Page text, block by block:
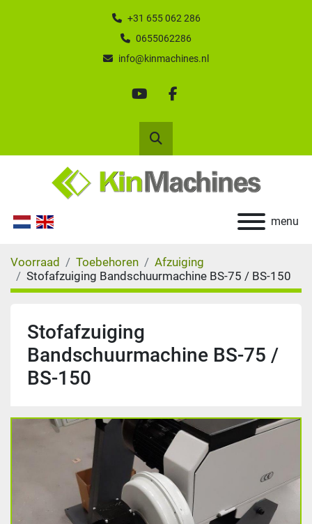
+31 655 062 286
0655062286
info@kinmachines.nl
youtubefacebook
Zoek
menu
Voorraad Toebehoren
Afzuiging
Stofafzuiging Bandschuurmachine BS-75 / BS-150
Stofafzuiging
Bandschuurmachine BS-75 /
BS-150